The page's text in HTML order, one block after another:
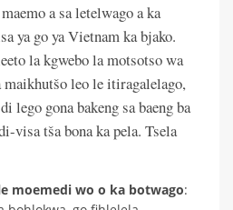
a sa letelwago a ka
ya go ya Vietnam ka bjako.
la kgwebo la motsotso wa
maikhutšo leo le itiragalelago,
lego gona bakeng sa baeng ba
visa tša bona ka pela. Tsela
moemedi wo o ka botwago: